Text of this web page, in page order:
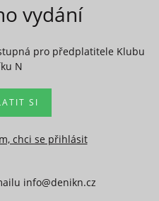
vydání
pro předplatitele Klubu
N
SI
chci se přihlásit
info@denikn.cz